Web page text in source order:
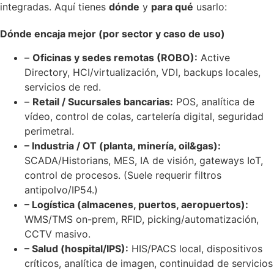
integradas. Aquí tienes dónde y para qué usarlo:
Dónde encaja mejor (por sector y caso de uso)
– Oficinas y sedes remotas (ROBO): Active
Directory, HCI/virtualización, VDI, backups locales,
servicios de red.
– Retail / Sucursales bancarias: POS, analítica de
vídeo, control de colas, cartelería digital, seguridad
perimetral.
– Industria / OT (planta, minería, oil&gas):
SCADA/Historians, MES, IA de visión, gateways IoT,
control de procesos. (Suele requerir filtros
antipolvo/IP54.)
– Logística (almacenes, puertos, aeropuertos):
WMS/TMS on-prem, RFID, picking/automatización,
CCTV masivo.
– Salud (hospital/IPS): HIS/PACS local, dispositivos
críticos, analítica de imagen, continuidad de servicios